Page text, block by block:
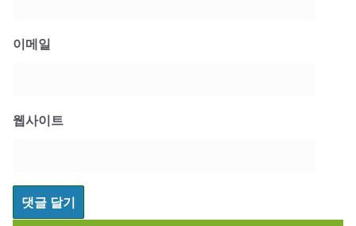
이메일
웹사이트